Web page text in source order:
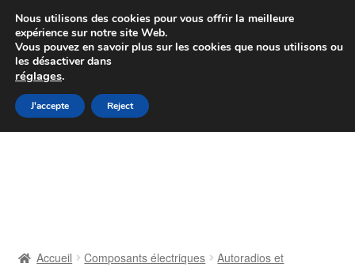
Colissimo livraison à partir de 7 EUR
Du lundi au vendredi de 9 h à 16 h
Aller
à
Aller
au
Accueil Composants électriques
Autoradios et
Nous utilisons des cookies pour vous offrir la meilleure
expérience sur notre site Web.
Vous pouvez en savoir plus sur les cookies que nous utilisons ou
les désactiver dans
réglages.
J'accepte Reject